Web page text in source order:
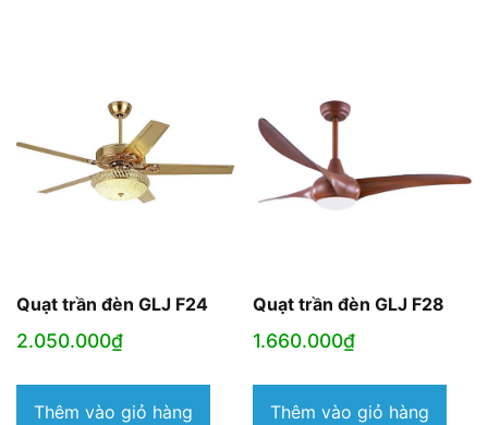
Quạt trần đèn GLJ F24
2.050.000₫
Thêm vào giỏ hàng
Quạt trần đèn GLJ F28
1.660.000₫
Thêm vào giỏ hàng